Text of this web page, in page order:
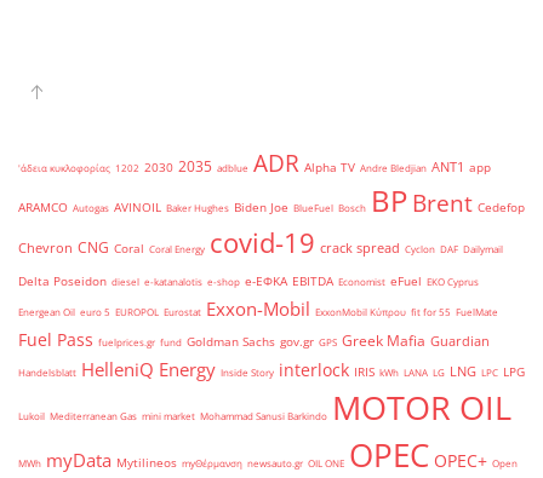
'άδεια κυκλοφορίας 1202 2030 2035 adblue ADR Alpha TV Andre Bledjian ANT1 app
ARAMCO Autogas AVINOIL Baker Hughes Biden Joe BlueFuel Bosch BPBrent Cedefop
Chevron CNG Coral Coral Energy covid-19 crack spread Cyclon DAF Dailymail
Delta Poseidon diesel e-katanalotis e-shop e-ΕΦΚΑ EBITDA Economist eFuel EKO Cyprus
Energean Oil euro 5 EUROPOL Eurostat Exxon-Mobil ExxonMobil Κύπρου fit for 55 FuelMate
Fuel Pass fuelprices.gr fund Goldman Sachs gov.gr GPS Greek Mafia Guardian
Handelsblatt HelleniQ Energy Inside Story interlock IRIS kWh LANA LG LNG LPC LPG
Lukoil Mediterranean Gas mini market Mohammad Sanusi Barkindo MOTOR OIL
MWh myData Mytilineos myΘέρμανση newsauto.gr OIL ONE OPEC OPEC+ Open